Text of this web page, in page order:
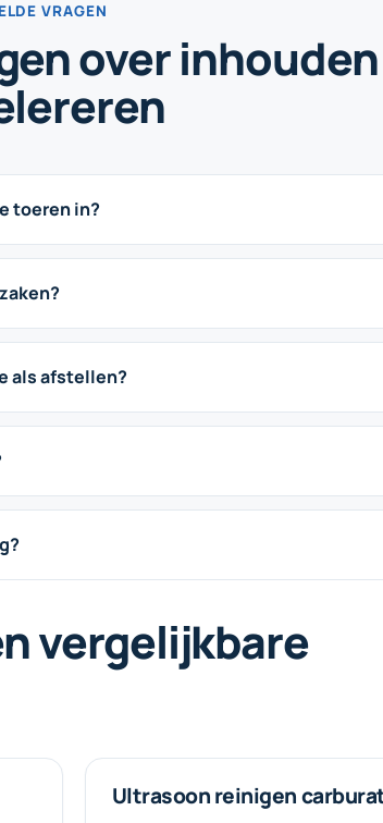
VRAGEN
over inhouden
toeren in?
als afstellen?
vergelijkbare
Ultrasoon reinigen